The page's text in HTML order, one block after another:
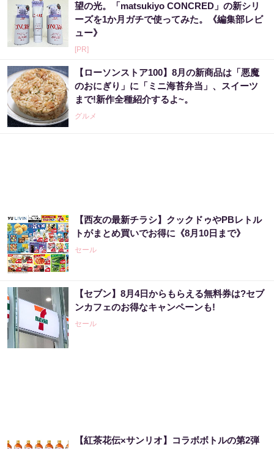
望の光。「matsukiyo CONCRED」の新シリ
ーズを1か月ガチで使ってみた。《編集部レビ
ュー》
[PR]
【ローソンストア100】8月の新商品は「悪魔
のおにぎり」に「ミニ海苔弁当」、スイーツ
まで!新作全種紹介するよ~。
グルメ
【西友の最新チラシ】クックドゥやPBレトル
トがまとめ買いでお得に《8月10日まで》
セール
【セブン】8月4日からもらえる無料券は?セブ
ンカフェのお得なキャンペーンも!
セール
【紅茶花伝×サンリオ】コラボボトルの第2弾